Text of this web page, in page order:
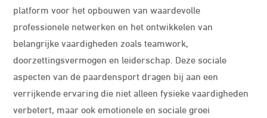
platform voor het opbouwen van waardevolle
professionele netwerken en het ontwikkelen van
belangrijke vaardigheden zoals teamwork,
doorzettingsvermogen en leiderschap. Deze sociale
aspecten van de paardensport dragen bij aan een
verrijkende ervaring die niet alleen fysieke vaardigheden
verbetert, maar ook emotionele en sociale groei